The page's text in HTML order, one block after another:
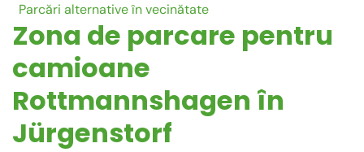
Parcări alternative în vecinătate
Zona de parcare pentru
camioane
Rottmannshagen în
Jürgenstorf